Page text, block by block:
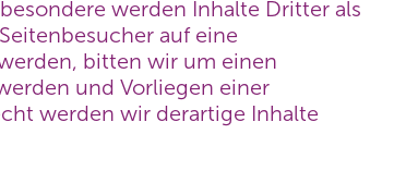
werden Inhalte Dritter als
auf eine
bitten wir um einen
und Vorliegen einer
werden wir derartige Inhalte